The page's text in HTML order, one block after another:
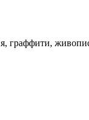
граффити,